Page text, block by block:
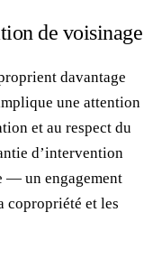
de voisinage
davantage
une attention
et au respect du
d’intervention
— un engagement
copropriété et les